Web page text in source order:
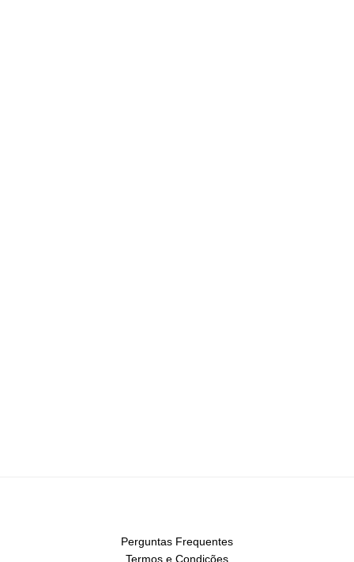
Perguntas Frequentes
Termos e Condições